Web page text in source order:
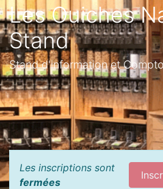
Les Ouiches
Stand
Stand d'information et
Les inscriptions sont
fermées